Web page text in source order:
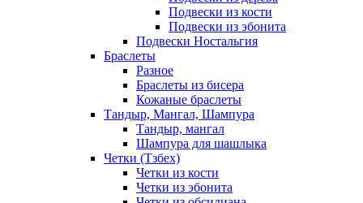
Подвески из кости
Подвески из эбонита
Подвески Ностальгия
Браслеты
Разное
Браслеты из бисера
Кожаные браслеты
Тандыр, Мангал, Шампура
Тандыр, мангал
Шампура для шашлыка
Четки (Тзбех)
Четки из кости
Четки из эбонита